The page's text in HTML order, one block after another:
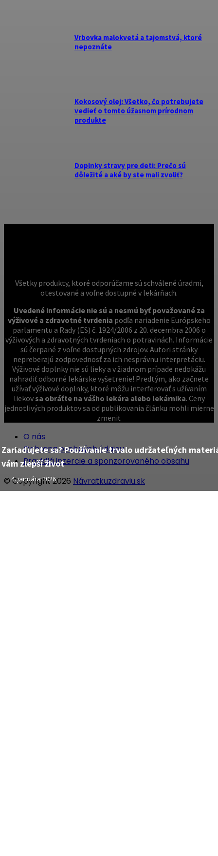
Zariaďujete sa? Používanie trvalo udržateľných
vám zlepší život
4. januára 2026
Vrbovka malokvetá a tajomstvá, ktoré
nepoznáte
Kokosový olej: Všetko, čo potrebujete
vedieť o tomto úžasnom prírodnom
produkte
Doplnky stravy pre deti: Prečo sú
dôležité a aké by ste mali zvoliť?
Všetky produkty, ktoré odporúčame sú schválené úradmi,
otestované a voľne dostupné v lekárňach.
Uvedené informácie nie sú a nesmú byť považované za
výživové a zdravotné tvrdenia podľa nariadenie Európskeho
parlamentu a Rady (ES) č. 1924/2006 z 20. decembra 2006 o
výživových a zdravotných tvrdeniach o potravinách. Informácie
sú čerpané z voľne dostupných zdrojov. Autori stránky
nepreberajú zodpovednosť za ich nesprávnu interpretáciu.
Výživové doplnky nie sú lieky a v žiadnom prípade nedokážu
nahradiť odborné lekárske vyšetrenie! Predtým, ako začnete
užívať výživové doplnky, ktoré môžu interferovať s užívaním
liekov sa obráťte na vášho lekára alebo lekárnika. Ceny
jednotlivých produktov sa od publikovania článku mohli mierne
zmeniť.
O nás
Ochrana osobných údajov
Pravidlá inzercie a sponzorovaného obsahu
© Copyright 2026 Návratkuzdraviu.sk